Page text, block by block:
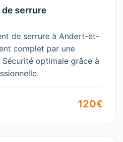
serrure
de serrure à Andert-et-
complet par une
optimale grâce à
120€